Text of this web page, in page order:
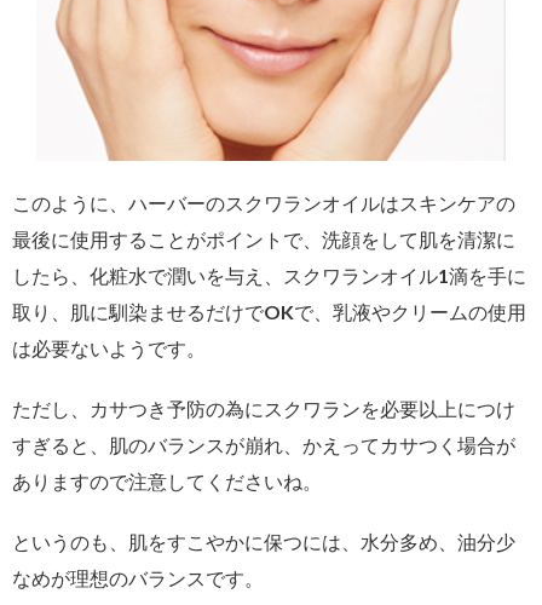
このように、ハーバーのスクワランオイルはスキンケアの
最後に使用することがポイントで、洗顔をして肌を清潔に
したら、化粧水で潤いを与え、スクワランオイル1滴を手に
取り、肌に馴染ませるだけでOKで、乳液やクリームの使用
は必要ないようです。
ただし、カサつき予防の為にスクワランを必要以上につけ
すぎると、肌のバランスが崩れ、かえってカサつく場合が
ありますので注意してくださいね。
というのも、肌をすこやかに保つには、水分多め、油分少
なめが理想のバランスです。